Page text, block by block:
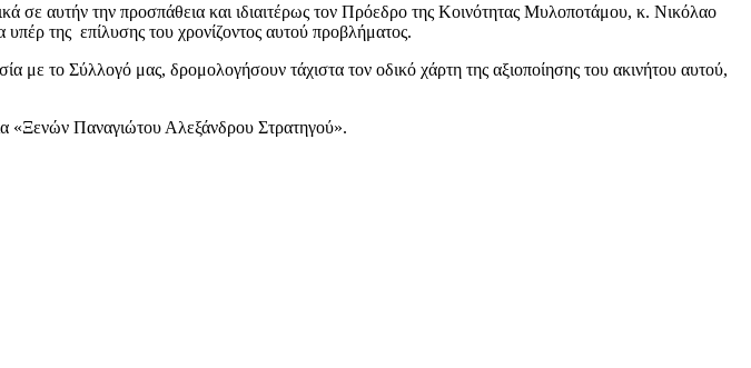
αυτήν την προσπάθεια και ιδιαιτέρως τον Πρόεδρο της Κοινότητας Μυλοποτάμου, κ. Νικόλαο
της επίλυσης του χρονίζοντος αυτού προβλήματος.
το Σύλλογό μας, δρομολογήσουν τάχιστα τον οδικό χάρτη της αξιοποίησης του ακινήτου αυτού,
«Ξενών Παναγιώτου Αλεξάνδρου Στρατηγού».